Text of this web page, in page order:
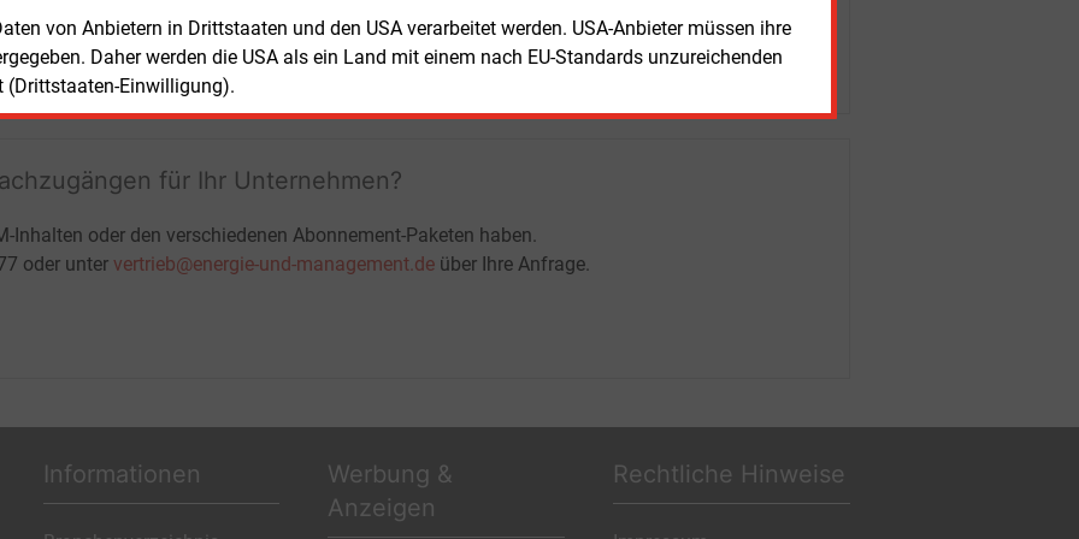
von Anbietern in Drittstaaten und den USA verarbeitet werden. USA-Anbieter müssen ihre
Daher werden die USA als ein Land mit einem nach EU-Standards unzureichenden
(Drittstaaten-Einwilligung).
+ zwei Ausgaben der Zeitung E&M
ohne automatische Verlängerung
JETZT KOSTENLOS TESTEN LOGIN
für Ihr Unternehmen?
Inhalten oder den verschiedenen Abonnement-Paketen haben.
oder unter vertrieb@energie-und-management.de über Ihre Anfrage.
Informationen
Werbung &
Anzeigen
Rechtliche Hinweise